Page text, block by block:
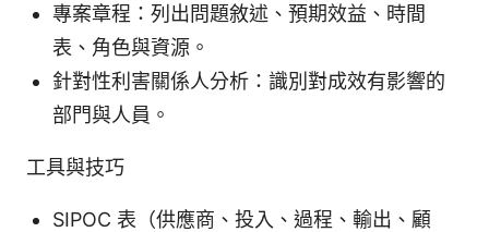
專案章程：列出問題敘述、預期效益、時間
表、角色與資源。
針對性利害關係人分析：識別對成效有影響的
部門與人員。
工具與技巧
SIPOC 表（供應商、投入、過程、輸出、顧